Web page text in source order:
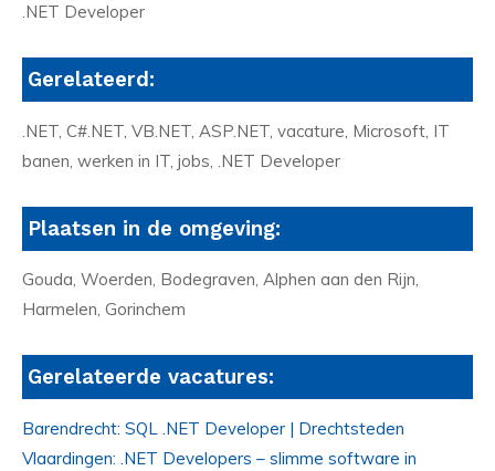
.NET Developer
Gerelateerd:
.NET, C#.NET, VB.NET, ASP.NET, vacature, Microsoft, IT
banen, werken in IT, jobs, .NET Developer
Plaatsen in de omgeving:
Gouda, Woerden, Bodegraven, Alphen aan den Rijn,
Harmelen, Gorinchem
Gerelateerde vacatures:
Barendrecht: SQL .NET Developer | Drechtsteden
Vlaardingen: .NET Developers – slimme software in